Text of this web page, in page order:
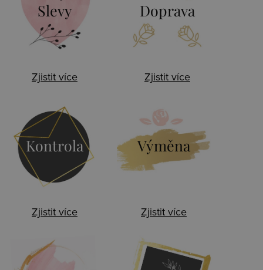
Slevy
Zjistit více
Doprava
Zjistit více
Kontrola
Zjistit více
Výměna
Zjistit více